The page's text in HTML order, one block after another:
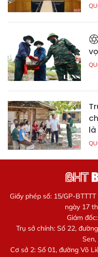
Giấy phép số: 15/GP-
ngày 17
Giám
Trụ sở chính: Số 22,
Cơ sở 2: Số 01, đường Võ